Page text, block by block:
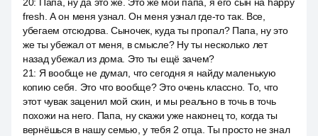
fresh. А он меня узнал. Он меня узнал где-то так. Все,
убегаем отсюдова. Сыночек, куда ты пропал? Папа, ну это
же ты убежал от меня, в смысле? Ну ты несколько лет
назад убежал из дома. Это ты ещё зачем?
21: Я вообще не думал, что сегодня я найду маленькую
копию себя. Это что вообще? Это очень классно. То, что
этот чувак заценил мой скин, и мы реально в точь в точь
похожи на него. Папа, ну скажи уже наконец то, когда ты
вернёшься в нашу семью, у тебя 2 отца. Ты просто не знал